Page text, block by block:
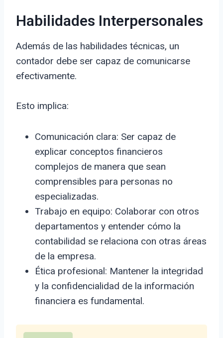
Habilidades Interpersonales
Además de las habilidades técnicas, un
contador debe ser capaz de comunicarse
efectivamente.
Esto implica:
Comunicación clara: Ser capaz de
explicar conceptos financieros
complejos de manera que sean
comprensibles para personas no
especializadas.
Trabajo en equipo: Colaborar con otros
departamentos y entender cómo la
contabilidad se relaciona con otras áreas
de la empresa.
Ética profesional: Mantener la integridad
y la confidencialidad de la información
financiera es fundamental.